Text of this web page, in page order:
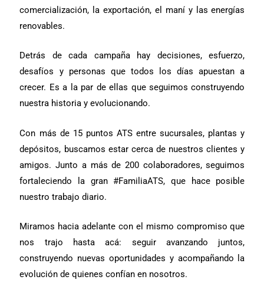
comercialización, la exportación, el maní y las energías
renovables.
Detrás de cada campaña hay decisiones, esfuerzo,
desafíos y personas que todos los días apuestan a
crecer. Es a la par de ellas que seguimos construyendo
nuestra historia y evolucionando.
Con más de 15 puntos ATS entre sucursales, plantas y
depósitos, buscamos estar cerca de nuestros clientes y
amigos. Junto a más de 200 colaboradores, seguimos
fortaleciendo la gran #FamiliaATS, que hace posible
nuestro trabajo diario.
Miramos hacia adelante con el mismo compromiso que
nos trajo hasta acá: seguir avanzando juntos,
construyendo nuevas oportunidades y acompañando la
evolución de quienes confían en nosotros.